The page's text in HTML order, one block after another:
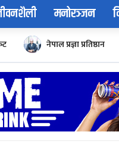
मनोरञ्जन
नेपाल प्रज्ञा प्रतिष्ठान